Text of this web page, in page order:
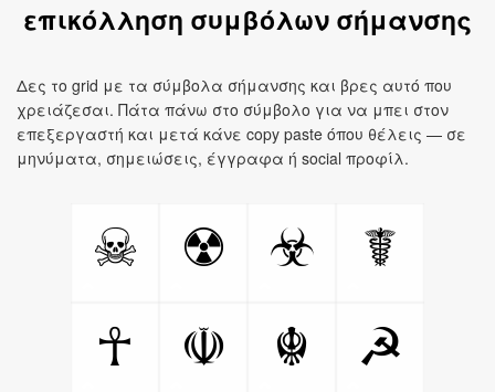
επικόλληση συμβόλων σήμανσης
Δες το grid με τα σύμβολα σήμανσης και βρες αυτό που
χρειάζεσαι. Πάτα πάνω στο σύμβολο για να μπει στον
επεξεργαστή και μετά κάνε copy paste όπου θέλεις — σε
μηνύματα, σημειώσεις, έγγραφα ή social προφίλ.
☠ ☢ ☣
☤
☥
☫ ☬
☭